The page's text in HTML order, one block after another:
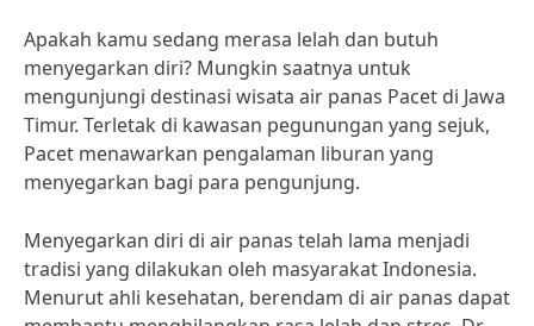
Apakah kamu sedang merasa lelah dan butuh
menyegarkan diri? Mungkin saatnya untuk
mengunjungi destinasi wisata air panas Pacet di Jawa
Timur. Terletak di kawasan pegunungan yang sejuk,
Pacet menawarkan pengalaman liburan yang
menyegarkan bagi para pengunjung.
Menyegarkan diri di air panas telah lama menjadi
tradisi yang dilakukan oleh masyarakat Indonesia.
Menurut ahli kesehatan, berendam di air panas dapat